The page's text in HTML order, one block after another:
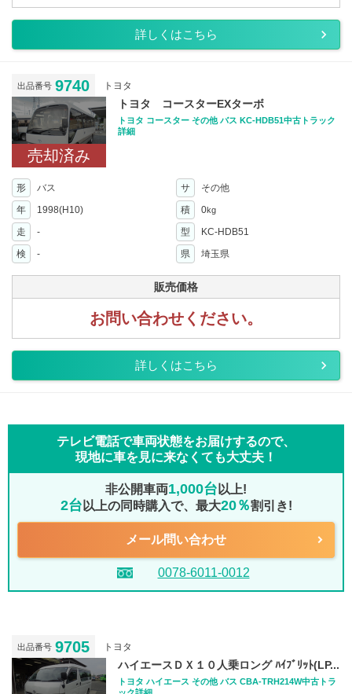
詳しくはこちら
出品番号 9740 トヨタ
売却済み
トヨタ コースターEXターボ
トヨタ コースター その他 バス KC-HDB51中古トラック
詳細
形 バス サ
その他
年
1998(H10) 積 0kg
走 - 型
KC-HDB51
検
- 県 埼玉県
販売価格
お問い合わせください。
詳しくはこちら
テレビ電話で車両状態をお届けするので、
現地に車を見に来なくても大丈夫！
非公開車両1,000台 以上!
2台 以上の同時購入で、最大20％割引き!
メール問い合わせ
0078-6011-0012
出品番号 9705 トヨタ
ハイエースＤＸ１０人乗ロング ﾊｲﾌﾞﾘｯﾄ(LP...
トヨタ ハイエース その他 バス CBA-TRH214W中古トラ